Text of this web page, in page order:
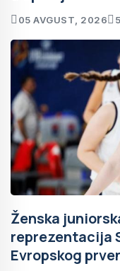
05 AVGUST, 2026
Ženska
reprezentacija
Evropskog